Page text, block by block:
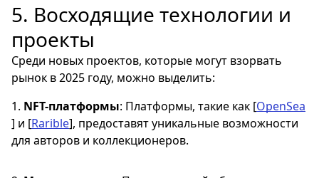
5. Восходящие технологии и
проекты
Среди новых проектов, которые могут взорвать
рынок в 2025 году, можно выделить:
1. NFT-платформы: Платформы, такие как [OpenSea
] и [Rarible], предоставят уникальные возможности
для авторов и коллекционеров.